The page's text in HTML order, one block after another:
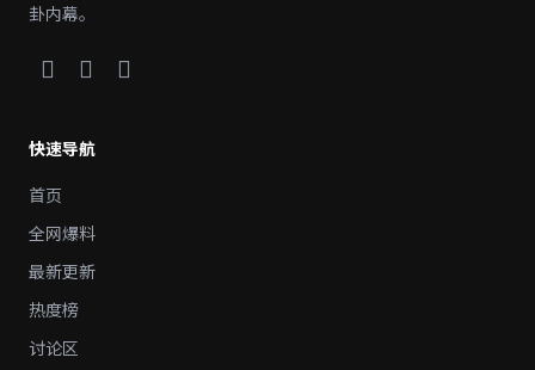
卦内幕。
快速导航
首页
全网爆料
最新更新
热度榜
讨论区